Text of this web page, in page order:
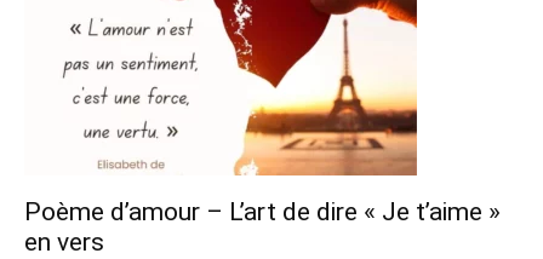
Poème d’amour – L’art de dire « Je t’aime »
en vers